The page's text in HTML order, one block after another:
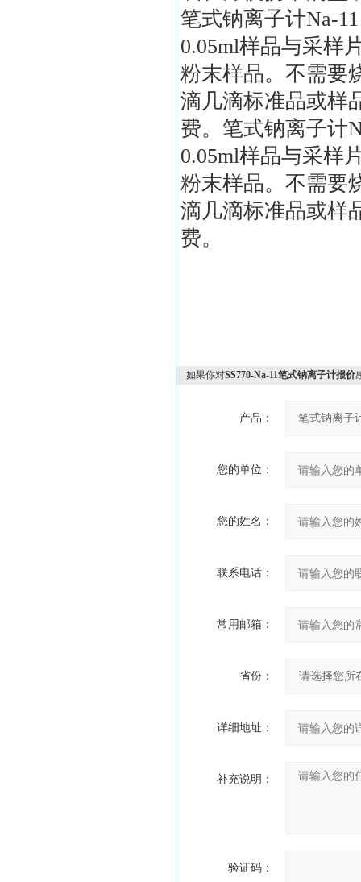
笔式钠离子计Na-
0.05ml样品与采样
粉末样品。不需要
滴几滴标准品或样
费。笔式钠离子计
0.05ml样品与采样
粉末样品。不需要
滴几滴标准品或样
费。
如果你对SS770-Na-11笔式钠离子计报价
产品：
您的单位：
您的姓名：
联系电话：
常用邮箱：
省份：
详细地址：
补充说明：
验证码：